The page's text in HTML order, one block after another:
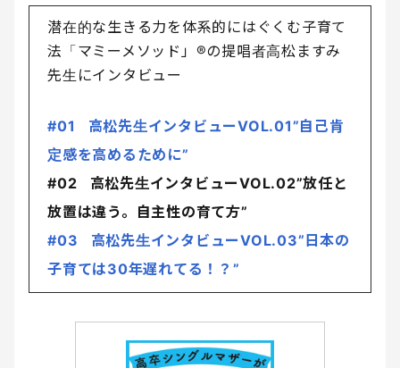
潜在的な生きる力を体系的にはぐくむ子育て
法「マミーメソッド」®の提唱者高松ますみ
先生にインタビュー
#01 高松先生インタビューVOL.01”自己肯
定感を高めるために”
#02 高松先生インタビューVOL.02”放任と
放置は違う。自主性の育て方”
#03 高松先生インタビューVOL.03”日本の
子育ては30年遅れてる！？”